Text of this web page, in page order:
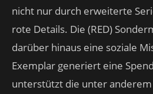
nicht nur durch erweiterte
rote Details. Die (RED)
darüber hinaus eine soziale
Exemplar generiert eine
unterstützt die unter